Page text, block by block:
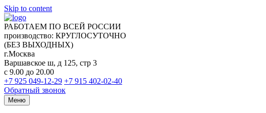
Skip to content
РАБОТАЕМ ПО ВСЕЙ РОССИИ
производство: КРУГЛОСУТОЧНО
(БЕЗ ВЫХОДНЫХ)
г.Москва
Варшавское ш, д 125, стр 3
с 9.00 до 20.00
+7 925 049-12-29 +7 915 402-02-40
Обратный звонок
Меню